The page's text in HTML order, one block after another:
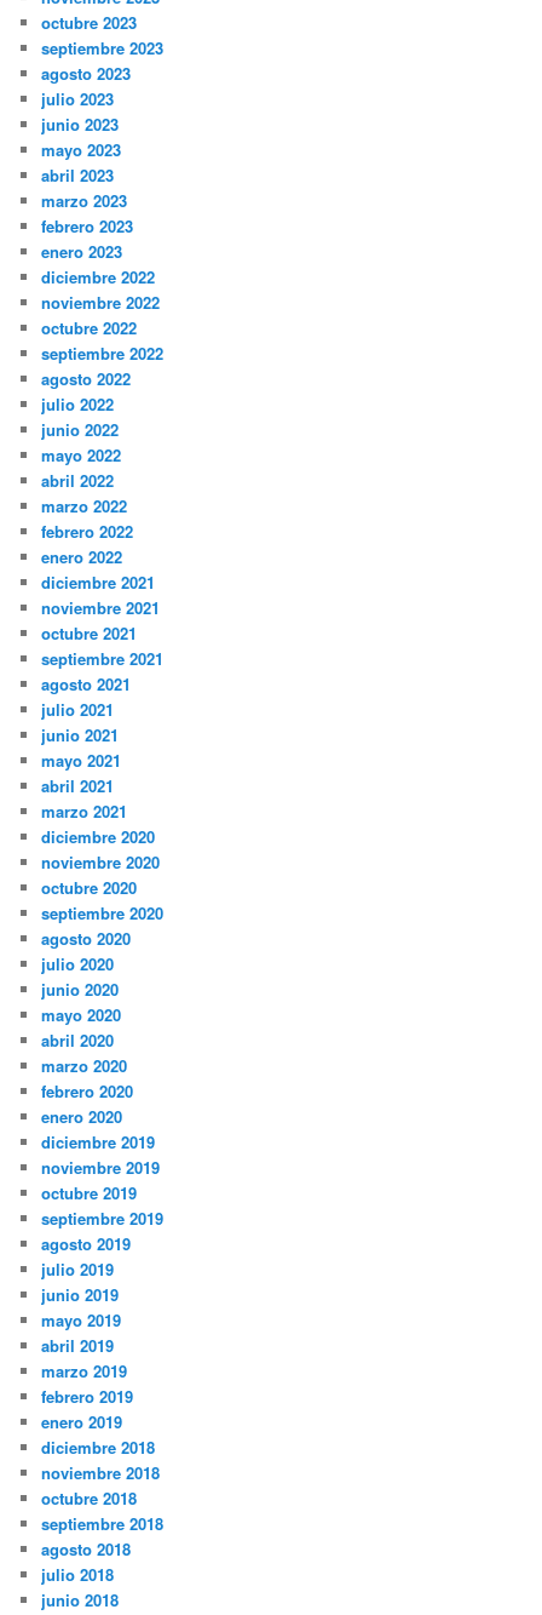
octubre 2023
septiembre 2023
agosto 2023
julio 2023
junio 2023
mayo 2023
abril 2023
marzo 2023
febrero 2023
enero 2023
diciembre 2022
noviembre 2022
octubre 2022
septiembre 2022
agosto 2022
julio 2022
junio 2022
mayo 2022
abril 2022
marzo 2022
febrero 2022
enero 2022
diciembre 2021
noviembre 2021
octubre 2021
septiembre 2021
agosto 2021
julio 2021
junio 2021
mayo 2021
abril 2021
marzo 2021
diciembre 2020
noviembre 2020
octubre 2020
septiembre 2020
agosto 2020
julio 2020
junio 2020
mayo 2020
abril 2020
marzo 2020
febrero 2020
enero 2020
diciembre 2019
noviembre 2019
octubre 2019
septiembre 2019
agosto 2019
julio 2019
junio 2019
mayo 2019
abril 2019
marzo 2019
febrero 2019
enero 2019
diciembre 2018
noviembre 2018
octubre 2018
septiembre 2018
agosto 2018
julio 2018
junio 2018